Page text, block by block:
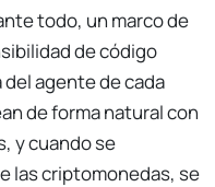
todo, un marco de
de código
agente de cada
de forma natural con
y cuando se
las criptomonedas, se